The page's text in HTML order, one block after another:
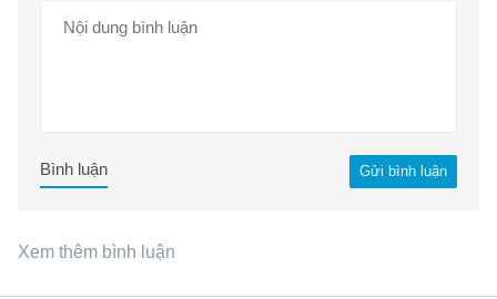
Gửi bình luận
Bình luận
Xem thêm bình luận